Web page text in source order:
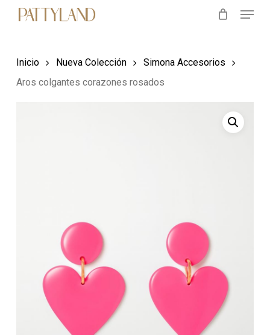
content
Menu
Inicio Nueva Colección
Simona Accesorios
Aros colgantes corazones rosados